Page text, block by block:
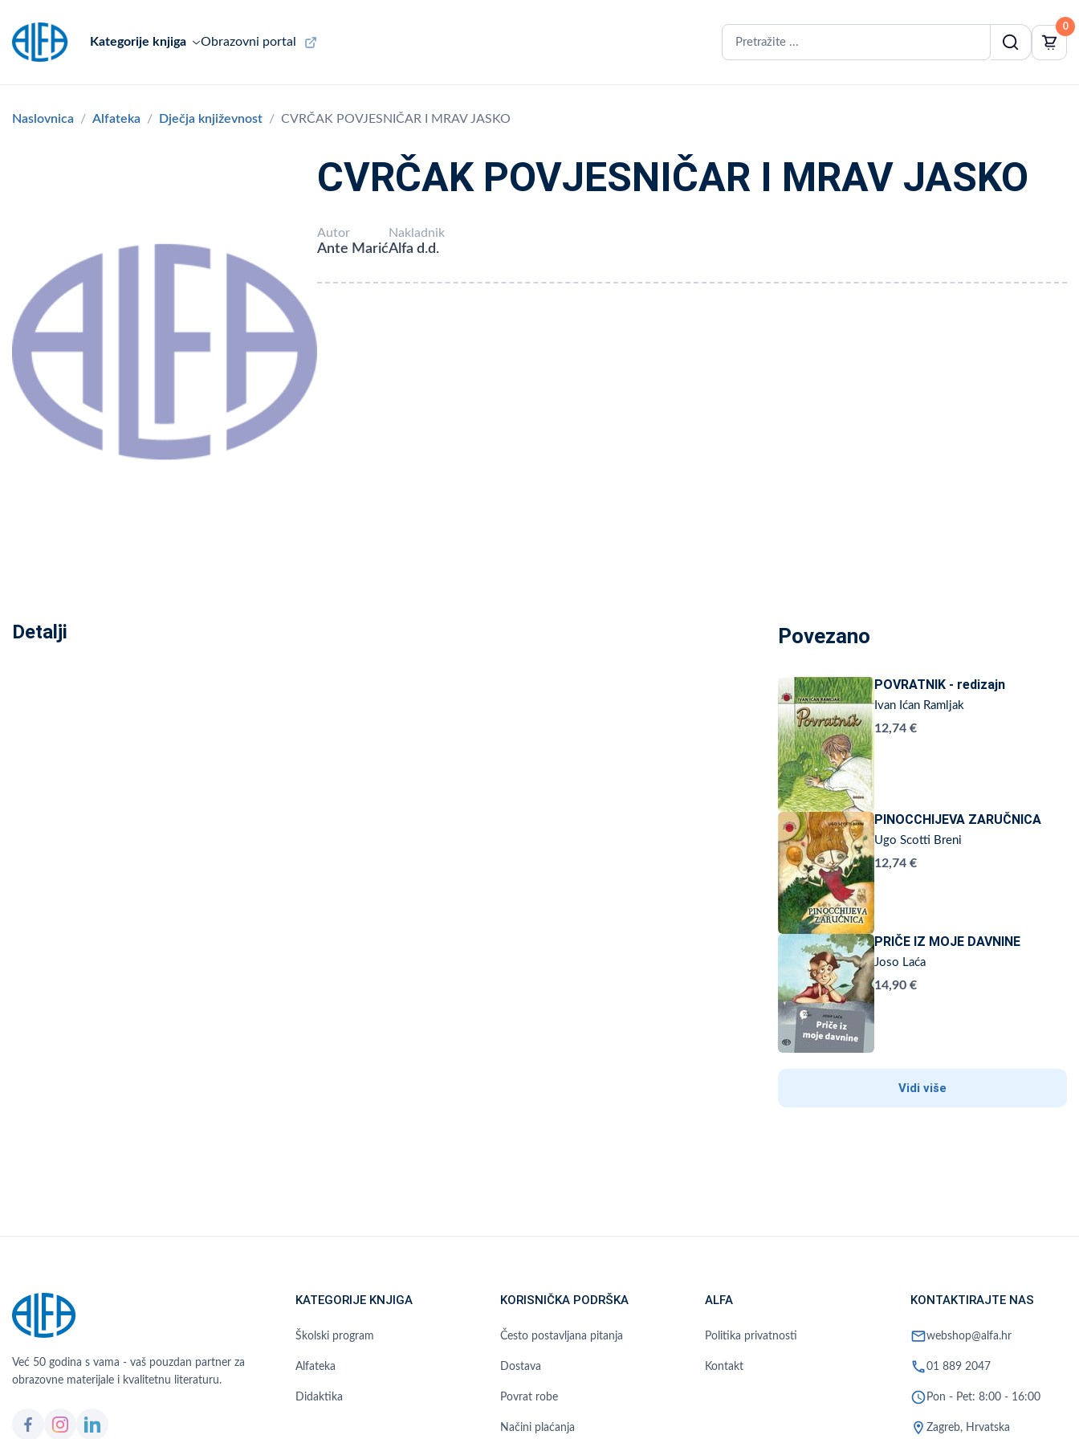
Kategorije knjiga Obrazovni portal
0
Naslovnica Alfateka Dječja književnost CVRČAK POVJESNIČAR I MRAV JASKO
CVRČAK POVJESNIČAR I MRAV JASKO
Autor
Ante Marić
Nakladnik
Alfa d.d.
Detalji Povezano
POVRATNIK - redizajn
Ivan Ićan Ramljak
12,74 €
PINOCCHIJEVA ZARUČNICA
Ugo Scotti Breni
12,74 €
PRIČE IZ MOJE DAVNINE
Joso Laća
14,90 €
Vidi više
Već 50 godina s vama - vaš pouzdan partner za
obrazovne materijale i kvalitetnu literaturu.
KATEGORIJE KNJIGA
Školski program
Alfateka
Didaktika
KORISNIČKA PODRŠKA
Često postavljana pitanja
Dostava
Povrat robe
Načini plaćanja
ALFA
Politika privatnosti
Kontakt
KONTAKTIRAJTE NAS
mailwebshop@alfa.hr
phone01 889 2047
schedule Pon - Pet: 8:00 - 16:00
location_on Zagreb, Hrvatska